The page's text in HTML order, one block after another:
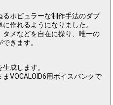
ポピュラーな制作手法のダブ
作れるようになりました。
タメなどを自在に操り、唯一の
きます。
成します。
VOCALOID6用ボイスバンクで